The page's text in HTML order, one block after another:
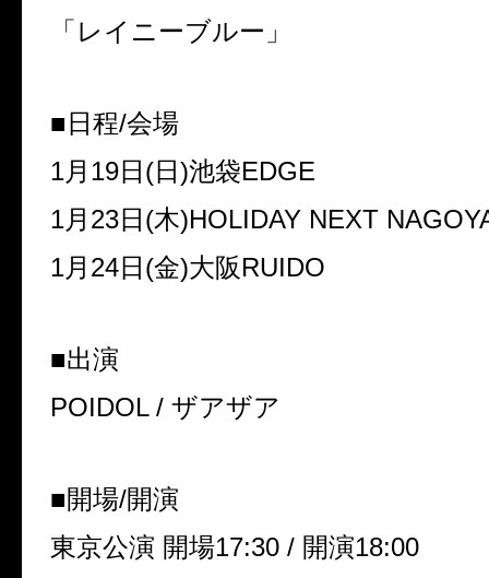
「レイニーブルー」
■日程/会場
1月 19日 (日 )池袋EDGE
1月 23日 (木)HOLIDAY NEXT
1月 24日 (金)大阪RUIDO
■出演
POIDOL / ザアザア
■開場/開演
東京公演 開場17:30 / 開演18:00